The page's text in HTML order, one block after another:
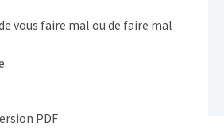
vous faire mal ou de faire mal
PDF